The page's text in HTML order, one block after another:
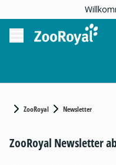
ZooRoyal Newsletter
ZooRoyal Newsletter